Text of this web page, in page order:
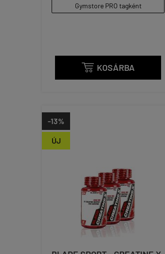
Gymstore PRO tagként
 KOSÁRBA
ÚJ
-13%